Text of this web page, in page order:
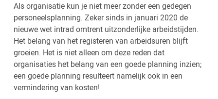
Als organisatie kun je niet meer zonder een gedegen
personeelsplanning. Zeker sinds in januari 2020 de
nieuwe wet intrad omtrent uitzonderlijke arbeidstijden.
Het belang van het registeren van arbeidsuren blijft
groeien. Het is niet alleen om deze reden dat
organisaties het belang van een goede planning inzien;
een goede planning resulteert namelijk ook in een
vermindering van kosten!